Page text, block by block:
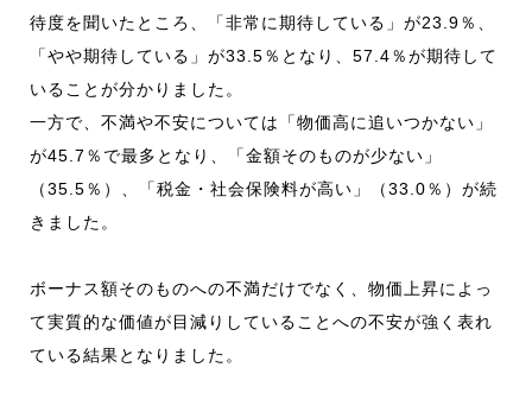
待度を聞いたところ、「非常に期待している」が23.9％、
「やや期待している」が33.5％となり、57.4％が期待して
いることが分かりました。
一方で、不満や不安については「物価高に追いつかない」
が45.7％で最多となり、「金額そのものが少ない」
（35.5％）、「税金・社会保険料が高い」（33.0％）が続
きました。
ボーナス額そのものへの不満だけでなく、物価上昇によっ
て実質的な価値が目減りしていることへの不安が強く表れ
ている結果となりました。